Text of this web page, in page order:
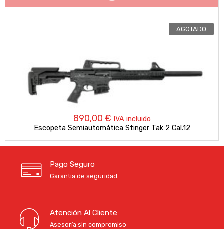
AGOTADO
890,00 € IVA incluido
Escopeta Semiautomática Stinger Tak 2 Cal.12
Pago Seguro
Garantía de seguridad
Atención Al Cliente
Asesoría sin compromiso